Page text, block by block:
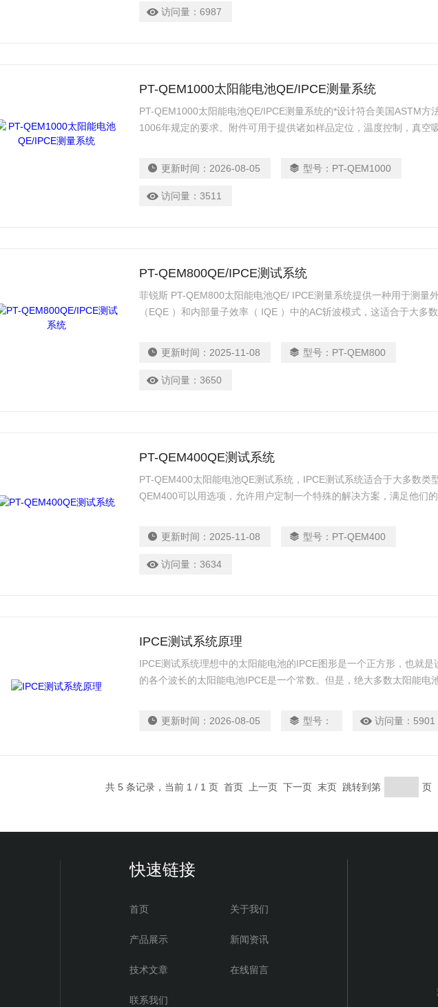
访问量：6987
PT-QEM1000太阳能电池QE/IPCE测量系统
PT-QEM1000太阳能电池QE/IPCE测量系统的*设计符合美国ASTM方
1006年规定的要求。附件可用于提供诸如样品定位，温度控制，真空
池，检测器，或任何其他光子荷转换装置。标准QEM1000报价适合斩
于大多数样品类型。
更新时间： 2026-08-05 型号： PT-QEM1000
访问量：3511
PT-QEM800QE/IPCE测试系统
菲锐斯 PT-QEM800太阳能电池QE/ IPCE测量系统提供一种用于测量
（EQE ）和内部量子效率（ IQE ）中的AC斩波模式，这适合于大多
电荷载流子的效率（ IPCE ）或量子效率（QE） ，以及内部量子效率
太阳能电池，检测器，或任何其他光子荷转换装置。标准QEM800报价
更新时间： 2025-11-08 型号： PT-QEM800
访问量：3650
PT-QEM400QE测试系统
PT-QEM400太阳能电池QE测试系统，IPCE测试系统适合于大多数类
QEM400可以用选项，允许用户定制一个特殊的解决方案，满足他们
用来测量各种太阳能电池的 IPCE（光电转换效率）。
更新时间： 2025-11-08 型号： PT-QEM400
访问量：3634
IPCE测试系统原理
IPCE测试系统理想中的太阳能电池的IPCE图形是一个正方形，也就是
的各个波长的太阳能电池IPCE是一个常数。但是，绝大多数太阳能电
更新时间： 2026-08-05 型号： 访问量： 5901
共 5 条记录，当前 1 / 1 页 首页 上一页 下一页 末页 跳转到第 页
快速链接
首页 关于我们
产品展示 新闻资讯
技术文章 在线留言
联系我们